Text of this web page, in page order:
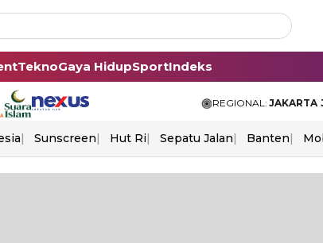
TeknoGaya HidupSportIndeks
REGIONAL: JAKARTA
Sunscreen Hut Ri Sepatu Jalan Banten